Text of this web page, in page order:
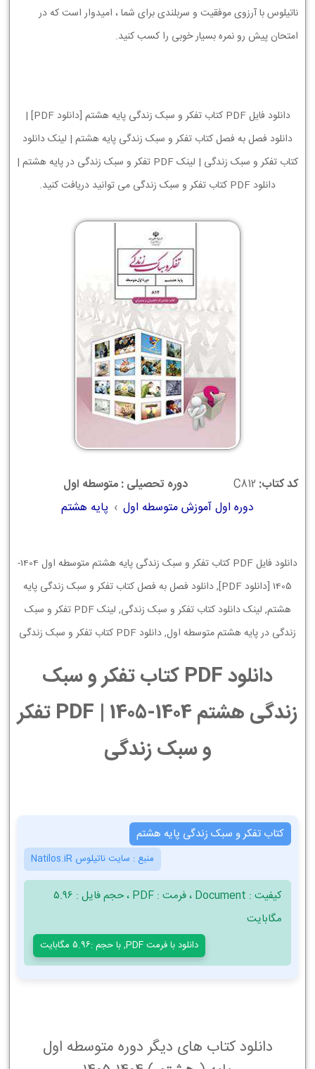
ناتیلوس با آرزوی موفقیت و سربلندی برای شما ، امیدوار است که در
امتحان پیش رو نمره بسیار خوبی را کسب کنید.
دانلود فایل PDF کتاب تفکر و سبک زندگی پایه هشتم [دانلود PDF] |
دانلود فصل به فصل کتاب تفکر و سبک زندگی پایه هشتم | لینک دانلود
کتاب تفکر و سبک زندگی | لینک PDF تفکر و سبک زندگی در پایه هشتم |
دانلود PDF کتاب تفکر و سبک زندگی می توانید دریافت کنید.
کد کتاب: C812
دوره تحصیلی : متوسطه اول
دوره اول آموزش متوسطه اول › پایه هشتم
دانلود فایل PDF کتاب تفکر و سبک زندگی پایه هشتم متوسطه اول 1404-
1405 [دانلود PDF], دانلود فصل به فصل کتاب تفکر و سبک زندگی پایه
هشتم, لینک دانلود کتاب تفکر و سبک زندگی, لینک PDF تفکر و سبک
زندگی در پایه هشتم متوسطه اول, دانلود PDF کتاب تفکر و سبک زندگی
دانلود PDF کتاب تفکر و سبک
زندگی هشتم 1404-1405 | PDF تفکر
و سبک زندگی
کتاب تفکر و سبک زندگی پایه هشتم
منبع : سایت ناتیلوس Natilos.iR
کیفیت : Document ، فرمت : PDF ، حجم فایل : 5.96
مگابایت
دانلود با فرمت PDF, با حجم :5.96 مگابایت
دانلود کتاب های دیگر دوره متوسطه اول